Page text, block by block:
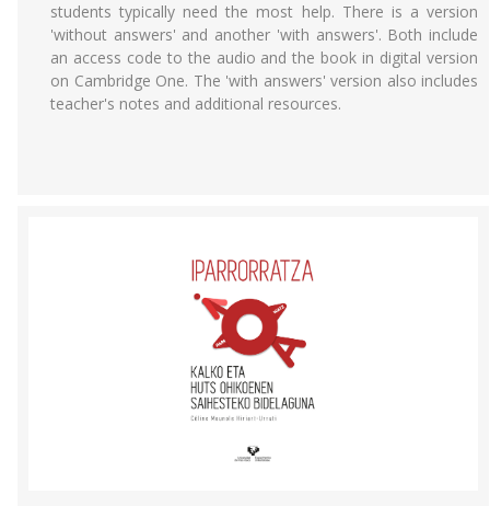
students typically need the most help. There is a version
'without answers' and another 'with answers'. Both include
an access code to the audio and the book in digital version
on Cambridge One. The 'with answers' version also includes
teacher's notes and additional resources.